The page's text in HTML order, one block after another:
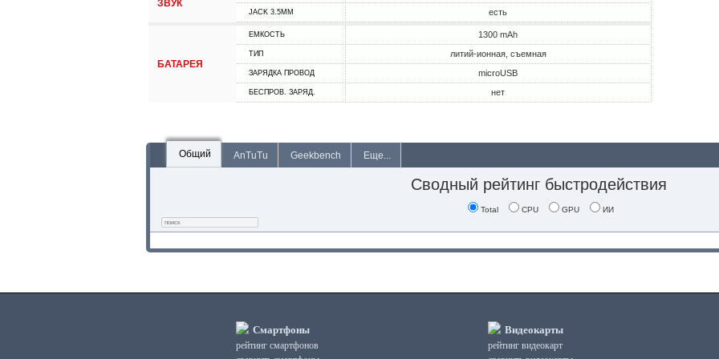
ЗВУК
JACK 3.5MM есть
БАТАРЕЯ
ЕМКОСТЬ 1300 mAh
ТИП литий-ионная, съемная
ЗАРЯДКА ПРОВОД microUSB
БЕСПРОВ. ЗАРЯД. нет
Общий AnTuTu Geekbench Еще...
Сводный рейтинг быстродействия
Total CPU GPU ИИ
Смартфоны
рейтинг смартфонов
Видеокарты
рейтинг видеокарт